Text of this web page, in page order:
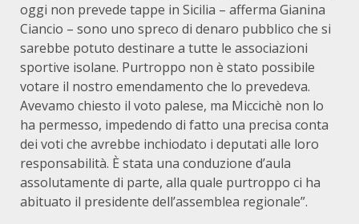
oggi non prevede tappe in Sicilia – afferma Gianina
Ciancio – sono uno spreco di denaro pubblico che si
sarebbe potuto destinare a tutte le associazioni
sportive isolane. Purtroppo non è stato possibile
votare il nostro emendamento che lo prevedeva.
Avevamo chiesto il voto palese, ma Miccichè non lo
ha permesso, impedendo di fatto una precisa conta
dei voti che avrebbe inchiodato i deputati alle loro
responsabilità. È stata una conduzione d’aula
assolutamente di parte, alla quale purtroppo ci ha
abituato il presidente dell’assemblea regionale”.